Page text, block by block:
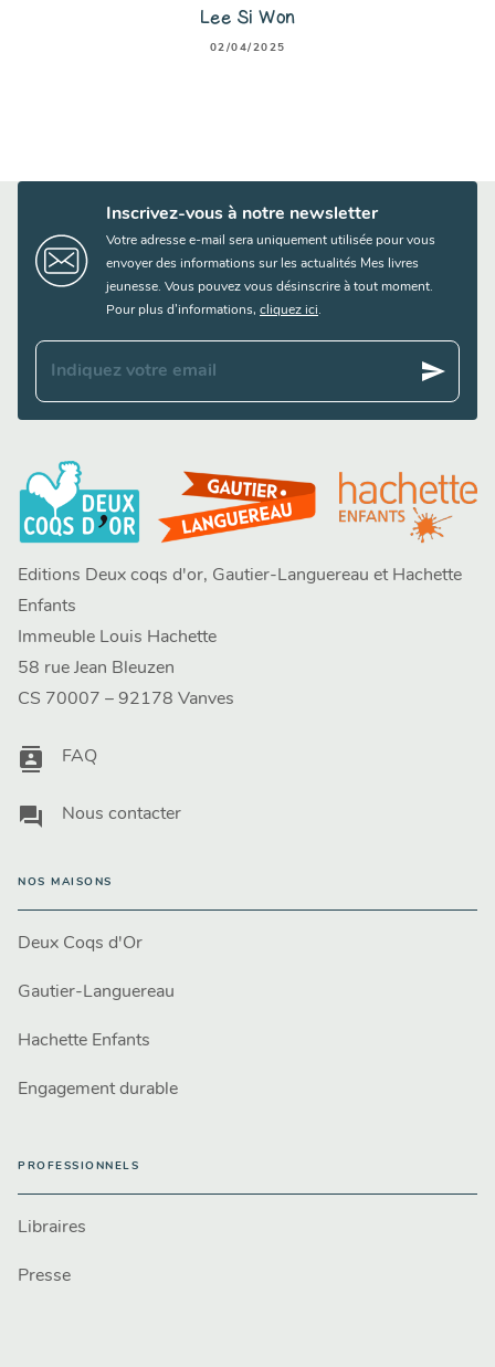
Lee Si Won
02/04/2025
Inscrivez-vous à notre newsletter
Votre adresse e-mail sera uniquement utilisée pour vous
envoyer des informations sur les actualités Mes livres
jeunesse. Vous pouvez vous désinscrire à tout moment.
Pour plus d’informations, cliquez ici.
Indiquez votre email send
Editions Deux coqs d'or, Gautier-Languereau et Hachette
Enfants
Immeuble Louis Hachette
58 rue Jean Bleuzen
CS 70007 – 92178 Vanves
contacts FAQ
question_answer Nous contacter
NOS MAISONS
Deux Coqs d'Or
Gautier-Languereau
Hachette Enfants
Engagement durable
PROFESSIONNELS
Libraires
Presse